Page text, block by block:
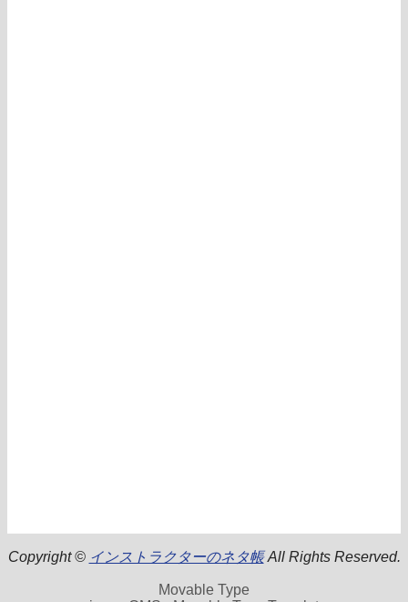
Copyright © インストラクターのネタ帳All Rights Reserved.
Movable Type